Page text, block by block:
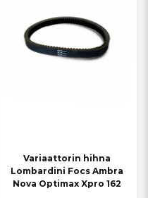
Variaattorin hihna
Lombardini Focs Ambra
Nova Optimax Xpro 162